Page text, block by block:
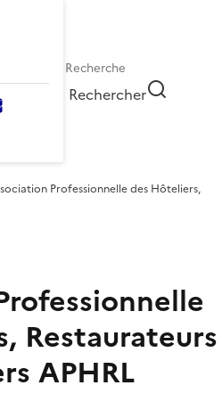
Rechercher
Professionnelle des Hôteliers,
Restaurateurs
APHRL